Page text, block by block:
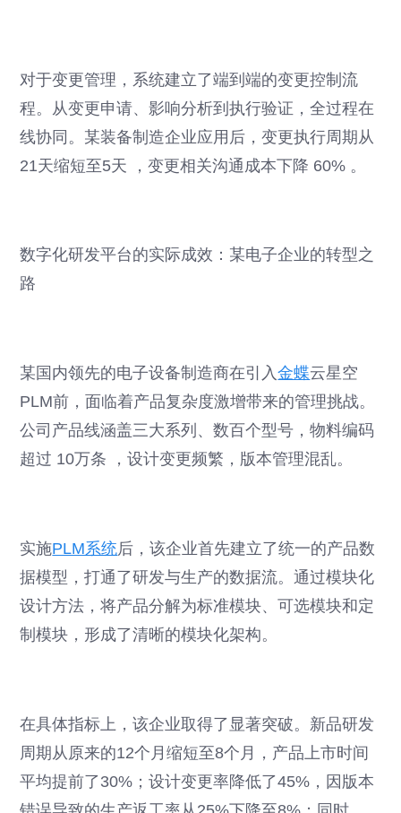
对于变更管理，系统建立了端到端的变更控制流
程。从变更申请、影响分析到执行验证，全过程在
线协同。某装备制造企业应用后，变更执行周期从
21天缩短至5天 ，变更相关沟通成本下降 60% 。
数字化研发平台的实际成效：某电子企业的转型之
路
某国内领先的电子设备制造商在引入金蝶云星空
PLM前，面临着产品复杂度激增带来的管理挑战。
公司产品线涵盖三大系列、数百个型号，物料编码
超过 10万条 ，设计变更频繁，版本管理混乱。
实施PLM系统后，该企业首先建立了统一的产品数
据模型，打通了研发与生产的数据流。通过模块化
设计方法，将产品分解为标准模块、可选模块和定
制模块，形成了清晰的模块化架构。
在具体指标上，该企业取得了显著突破。新品研发
周期从原来的12个月缩短至8个月，产品上市时间
平均提前了30%；设计变更率降低了45%，因版本